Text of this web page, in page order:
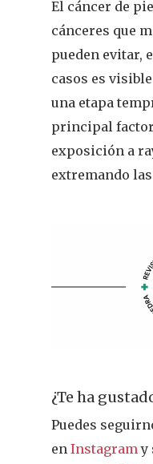
El cáncer de
cánceres que
pueden evitar,
casos es
una etapa
principal
exposición a
extremando
¿Te ha
Puedes
enInstagramy